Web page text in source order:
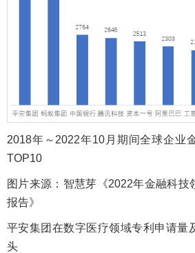
2018年～2022年10月期间全球企业
TOP10
图片来源：智慧芽《2022年金融科技
报告》
平安集团在数字医疗领域专利申请量
头